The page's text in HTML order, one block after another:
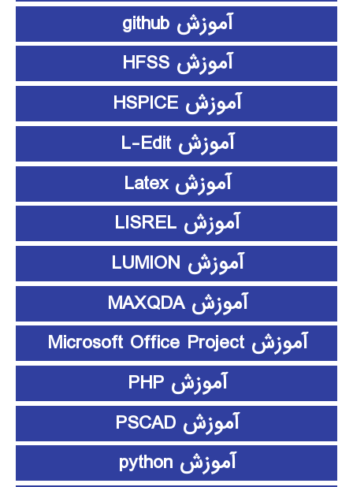
آموزش github
آموزش HFSS
آموزش HSPICE
آموزش L-Edit
آموزش Latex
آموزش LISREL
آموزش LUMION
آموزش MAXQDA
آموزش Microsoft Office Project
آموزش PHP
آموزش PSCAD
آموزش python